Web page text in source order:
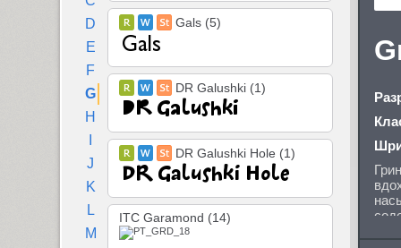
D
E
F
G
H
J
K
L
M
Gals (5)
DR Galushki (1)
DR Galushki Hole (1)
ITC Garamond (14)